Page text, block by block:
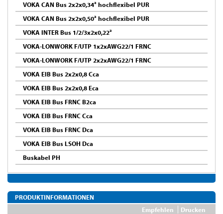
VOKA CAN Bus 2x2x0,34² hochflexibel PUR
VOKA CAN Bus 2x2x0,50² hochflexibel PUR
VOKA INTER Bus 1/2/3x2x0,22²
VOKA-LONWORK F/UTP 1x2xAWG22/1 FRNC
VOKA-LONWORK F/UTP 2x2xAWG22/1 FRNC
VOKA EIB Bus 2x2x0,8 Cca
VOKA EIB Bus 2x2x0,8 Eca
VOKA EIB Bus FRNC B2ca
VOKA EIB Bus FRNC Cca
VOKA EIB Bus FRNC Dca
VOKA EIB Bus LSOH Dca
Buskabel PH
PRODUKTINFORMATIONEN
Empfehlen
Drucken